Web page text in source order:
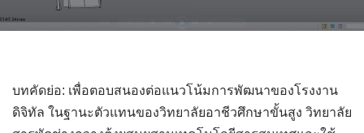
บทคัดย่อ: เพื่อตอบสนองต่อแนวโน้มการพัฒนาของโรงงาน
ดิจิทัล ในฐานะตัวแทนของวิทยาลัยอาชีวศึกษาขั้นสูง วิทยาลัย